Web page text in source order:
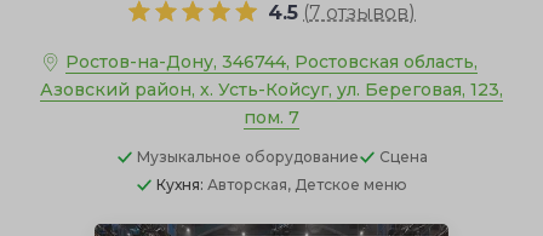
4.5 (7 отзывов)
Ростов-на-Дону, 346744, Ростовская область,
Азовский район, х. Усть-Койсуг, ул. Береговая, 123,
пом. 7
Музыкальное оборудование
Сцена
Кухня: Авторская, Детское меню